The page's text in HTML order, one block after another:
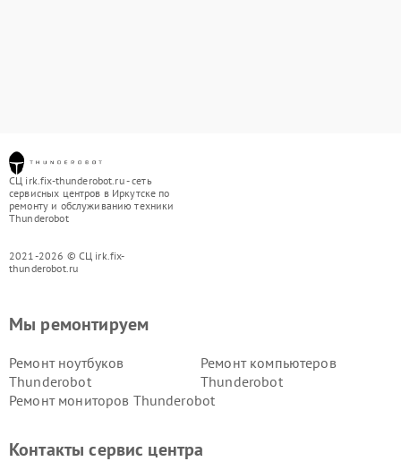
СЦ irk.fix-thunderobot.ru - сеть
сервисных центров в Иркутске по
ремонту и обслуживанию техники
Thunderobot
2021-2026 © СЦ irk.fix-
thunderobot.ru
Мы ремонтируем
Ремонт ноутбуков
Thunderobot
Ремонт компьютеров
Thunderobot
Ремонт мониторов Thunderobot
Контакты сервис центра